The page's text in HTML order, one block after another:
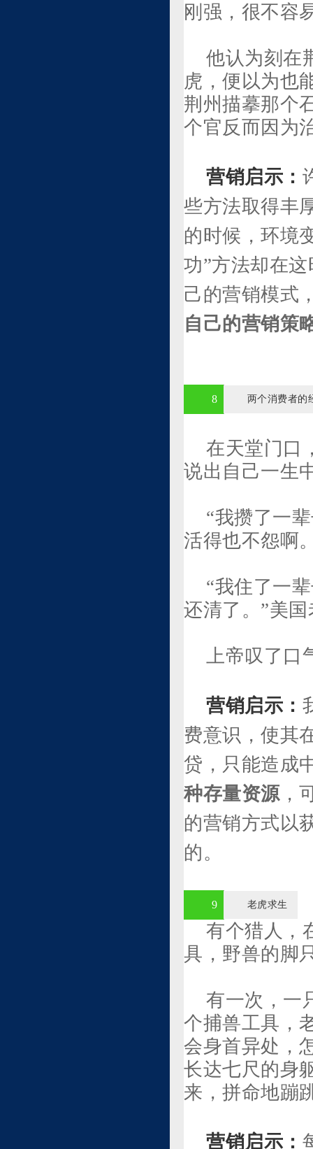
刚强，很不容
他认为刻在
虎，便以为也
荆州描摹那个
个官反而因为
营销启示：
些方法取得丰
的时候，环境
功”方法却在
己的营销模式
自己的营销策
8 两个消费者的
在天堂门口
说出自己一生
“我攒了一
活得也不怨啊
“我住了一
还清了。”美
上帝叹了口
营销启示：
费意识，使其
贷，只能造成
种存量资源，
的营销方式以
的。
9 老虎求生
有个猎人，
具，野兽的脚
有一次，一
个捕兽工具，
会身首异处，
长达七尺的身
来，拼命地蹦
营销启示：